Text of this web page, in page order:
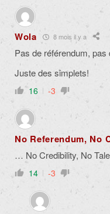
Wola 8 mois il y a
Pas de référendum, pas
Juste des simplets!
16 -3
No Referendum, No
… No Credibility, No
14 -3